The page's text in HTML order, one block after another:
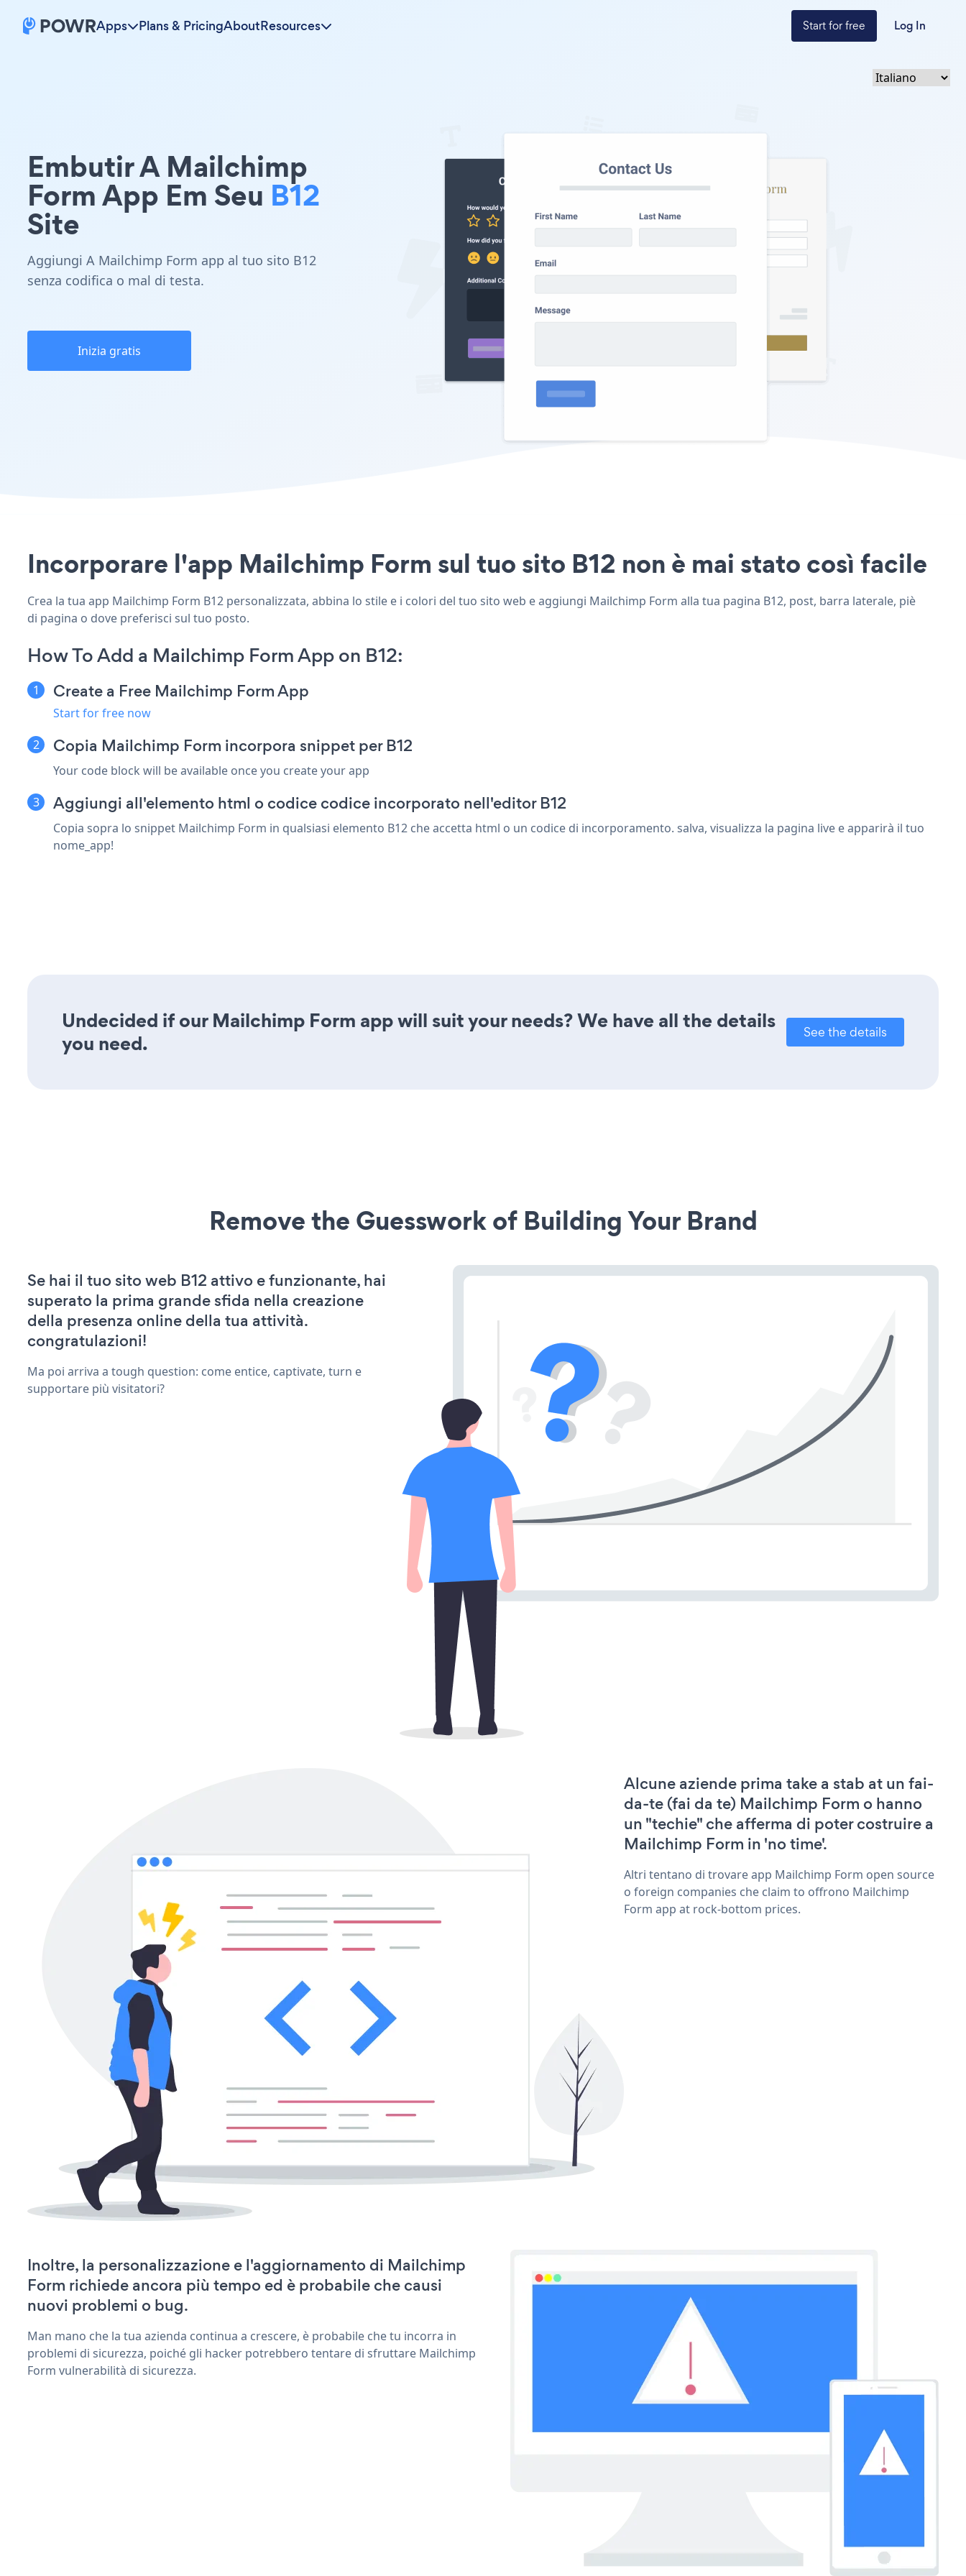
Apps Plans & PricingAboutResources Start for free Log In
Embutir A Mailchimp
Form App Em Seu B12
Site
Aggiungi A Mailchimp Form app al tuo sito B12
senza codifica o mal di testa.
Inizia gratis
Incorporare l'app Mailchimp Form sul tuo sito B12 non è mai stato così facile
Crea la tua app Mailchimp Form B12 personalizzata, abbina lo stile e i colori del tuo sito web e aggiungi Mailchimp Form alla tua pagina B12, post, barra laterale, piè
di pagina o dove preferisci sul tuo posto.
How To Add a Mailchimp Form App on B12:
Create a Free Mailchimp Form App
Start for free now
Copia Mailchimp Form incorpora snippet per B12
Your code block will be available once you create your app
Aggiungi all'elemento html o codice codice incorporato nell'editor B12
Copia sopra lo snippet Mailchimp Form in qualsiasi elemento B12 che accetta html o un codice di incorporamento. salva, visualizza la pagina live e apparirà il tuo
nome_app!
Undecided if our Mailchimp Form app will suit your needs? We have all the details
you need.
See the details
Remove the Guesswork of Building Your Brand
Se hai il tuo sito web B12 attivo e funzionante, hai
superato la prima grande sfida nella creazione
della presenza online della tua attività.
congratulazioni!
Ma poi arriva a tough question: come entice, captivate, turn e
supportare più visitatori?
Alcune aziende prima take a stab at un fai-
da-te (fai da te) Mailchimp Form o hanno
un "techie" che afferma di poter costruire a
Mailchimp Form in 'no time'.
Altri tentano di trovare app Mailchimp Form open source
o foreign companies che claim to offrono Mailchimp
Form app at rock-bottom prices.
Inoltre, la personalizzazione e l'aggiornamento di Mailchimp
Form richiede ancora più tempo ed è probabile che causi
nuovi problemi o bug.
Man mano che la tua azienda continua a crescere, è probabile che tu incorra in
problemi di sicurezza, poiché gli hacker potrebbero tentare di sfruttare Mailchimp
Form vulnerabilità di sicurezza.